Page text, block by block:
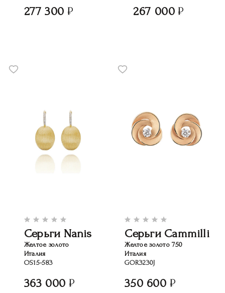
277 300 267 000
Серьги Nanis
Желтое золото
Италия
OS15-583
363 000
Серьги Cammilli
Желтое золото 750
Италия
GOR3230J
350 600